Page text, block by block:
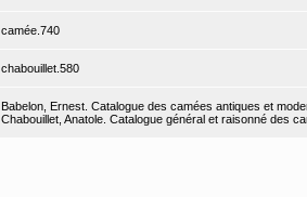
camée.740
chabouillet.580
Babelon, Ernest. Catalogue des camées antiques et
Chabouillet, Anatole. Catalogue général et raisonné des